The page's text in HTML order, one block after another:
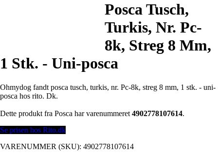
Posca Tusch,
Turkis, Nr. Pc-
8k, Streg 8 Mm,
1 Stk. - Uni-posca
Ohmydog fandt posca tusch, turkis, nr. Pc-8k, streg 8 mm, 1 stk. - uni-
posca hos rito. Dk.
Dette produkt fra Posca har varenummeret 4902778107614.
Se prisen hos Rito.dk
VARENUMMER (SKU): 4902778107614